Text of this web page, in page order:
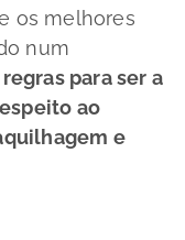
os melhores
num
para ser a
ao
e